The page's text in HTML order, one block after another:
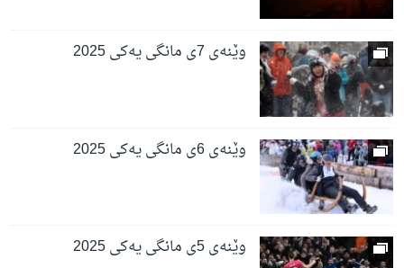
وێنەی 7ی مانگی یەکی 2025
وێنەی 6ی مانگی یەکی 2025
وێنەی 5ی مانگی یەکی 2025